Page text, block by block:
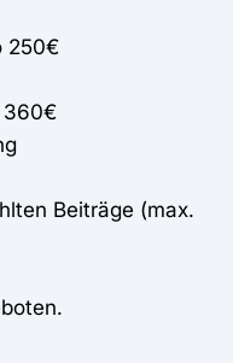
250€
360€
Beiträge (max.